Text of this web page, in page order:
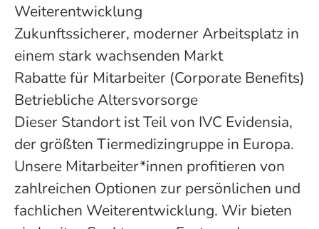
Weiterentwicklung
Zukunftssicherer, moderner Arbeitsplatz in
einem stark wachsenden Markt
Rabatte für Mitarbeiter (Corporate Benefits)
Betriebliche Altersvorsorge
Dieser Standort ist Teil von IVC Evidensia,
der größten Tiermedizingruppe in Europa.
Unsere Mitarbeiter*innen profitieren von
zahlreichen Optionen zur persönlichen und
fachlichen Weiterentwicklung. Wir bieten